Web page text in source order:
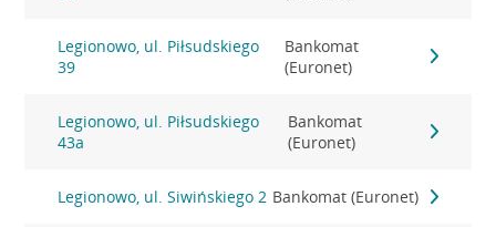
Legionowo, ul. Piłsudskiego
39
Bankomat
(Euronet)
Legionowo, ul. Piłsudskiego
43a
Bankomat
(Euronet)
Legionowo, ul. Siwińskiego 2 Bankomat (Euronet)